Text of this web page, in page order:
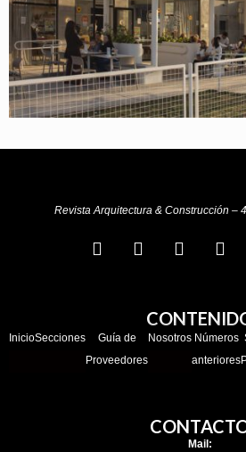
Revista Arquitectura & Construcción –
InicioSecciones
Guía de
Proveedores
Nosotros Números
anteriores
Mail: